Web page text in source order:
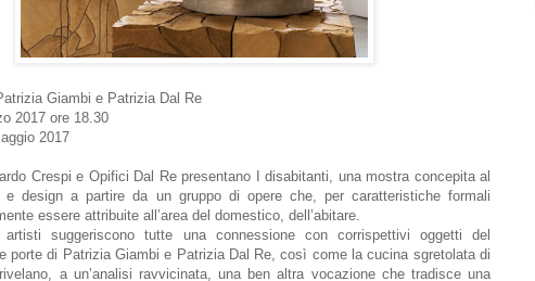
Giambi e Patrizia Dal Re
2017 ore 18.30
2017
Crespi e Opifici Dal Re presentano I disabitanti, una mostra concepita al
e design a partire da un gruppo di opere che, per caratteristiche formali
essere attribuite all’area del domestico, dell’abitare.
suggeriscono tutte una connessione con corrispettivi oggetti del
porte di Patrizia Giambi e Patrizia Dal Re, così come la cucina sgretolata di
a un’analisi ravvicinata, una ben altra vocazione che tradisce una